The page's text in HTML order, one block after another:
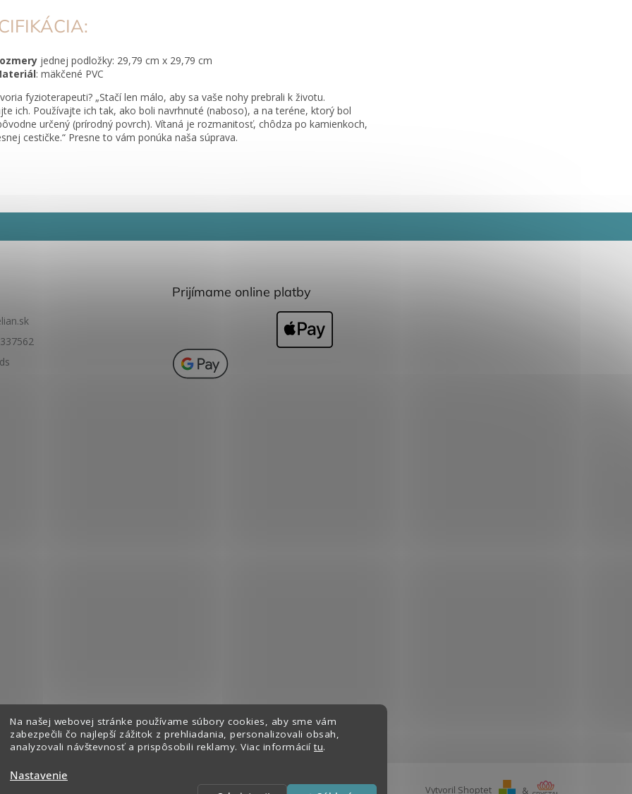
Na našej webovej stránke používame súbory cookies, aby sme vám
zabezpečili čo najlepší zážitok z prehliadania, personalizovali obsah,
analyzovali návštevnosť a prispôsobili reklamy. Viac informácií tu.
Nastavenie
jednej podložky: 29,79 cm x 29,79 cm
: mäkčené PVC
fyzioterapeuti? „Stačí len málo, aby sa vaše nohy prebrali k životu.
ich. Používajte ich tak, ako boli navrhnuté (naboso), a na teréne, ktorý bol
určený (prírodný povrch). Vítaná je rozmanitosť, chôdza po kamienkoch,
cestičke.“ Presne to vám ponúka naša súprava.
Prijímame online platby
Sledovať na Instagrame
Vytvoril Shoptet &